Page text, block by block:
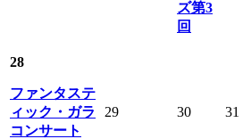
ズ第3
回
28
ファンタステ
ィック・ガラ
コンサート
29 30 31